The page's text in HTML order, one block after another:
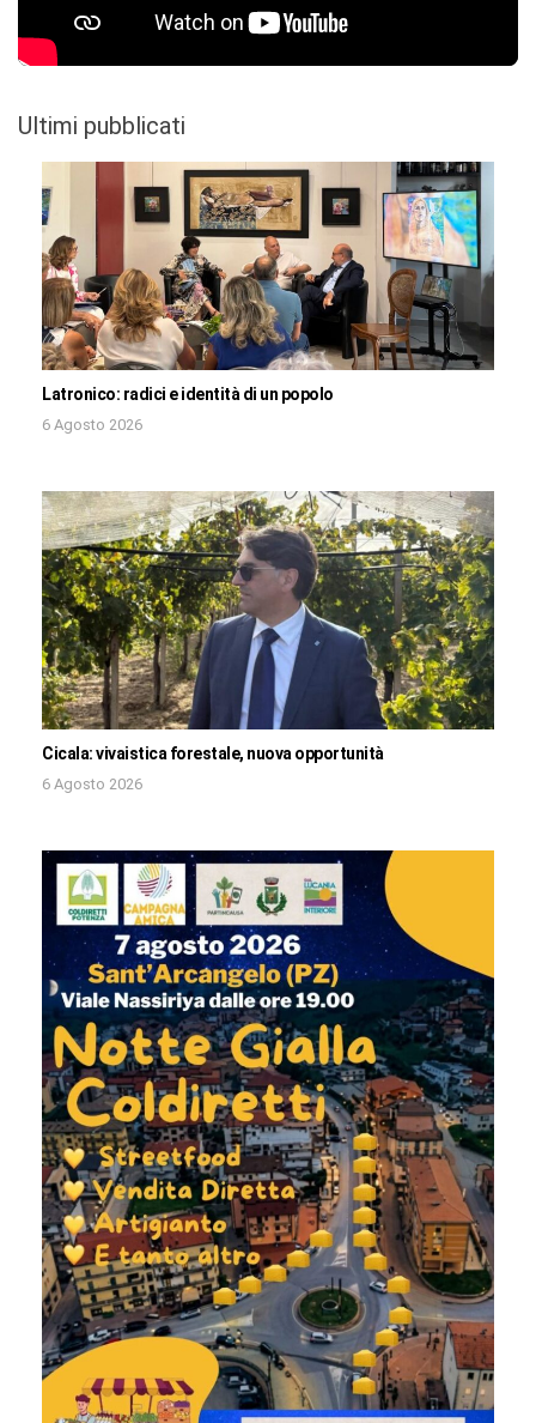
Ultimi pubblicati
Latronico: radici e identità di un popolo
6 Agosto 2026
Cicala: vivaistica forestale, nuova opportunità
6 Agosto 2026